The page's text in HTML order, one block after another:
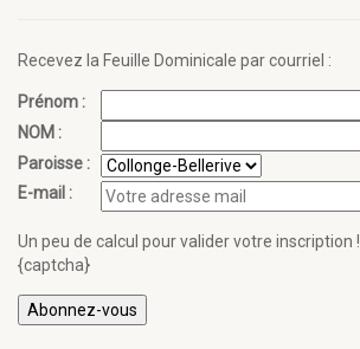
Recevez la Feuille Dominicale par courriel :
Prénom :
NOM :
Paroisse :
E-mail :
Un peu de calcul pour valider votre inscription !
{captcha}